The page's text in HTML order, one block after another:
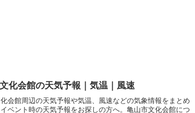
化会館の天気予報｜気温｜風速
会館周辺の天気予報や気温、風速などの気象情報をまとめ
ベント時の天気予報をお探しの方へ。亀山市文化会館につ